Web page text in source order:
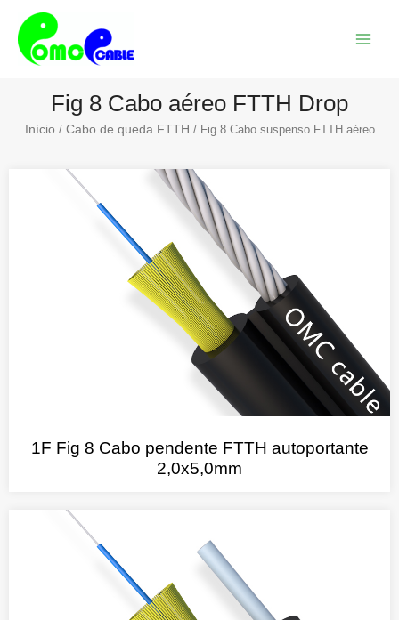
para
conteúdo
Fig 8 Cabo aéreo FTTH Drop
Início / Cabo de queda FTTH / Fig 8 Cabo suspenso FTTH aéreo
1F Fig 8 Cabo pendente FTTH autoportante
2,0x5,0mm